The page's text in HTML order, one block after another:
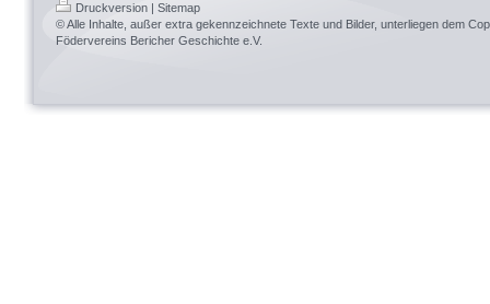
Druckversion | Sitemap
© Alle Inhalte, außer extra gekennzeichnete Texte und Bilder, unterliegen dem
Födervereins Bericher Geschichte e.V.